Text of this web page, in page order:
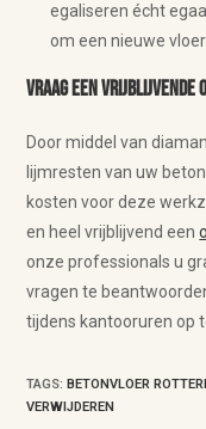
egaliseren écht
om een nieuwe
Vraag een vrijblijvende
Door middel van
lijmresten van uw
kosten voor deze
en heel vrijblijvend een
onze professionals u
vragen te
tijdens kantooruren op
TAGS: BETONVLOER
VERWIJDEREN